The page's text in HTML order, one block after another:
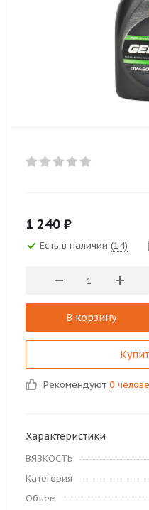
1 240 ₽
Есть в наличии (14)
В корзину
Рекомендуют 0
Характеристики
ВЯЗКОСТЬ
Категория
Объем